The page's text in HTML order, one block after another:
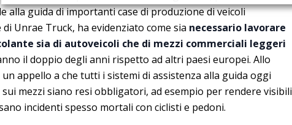
alla guida di importanti case di produzione di veicoli
Unrae Truck, ha evidenziato come sia necessario lavorare
sia di autoveicoli che di mezzi commerciali leggeri
il doppio degli anni rispetto ad altri paesi europei. Allo
appello a che tutti i sistemi di assistenza alla guida oggi
mezzi siano resi obbligatori, ad esempio per rendere visibili
incidenti spesso mortali con ciclisti e pedoni.